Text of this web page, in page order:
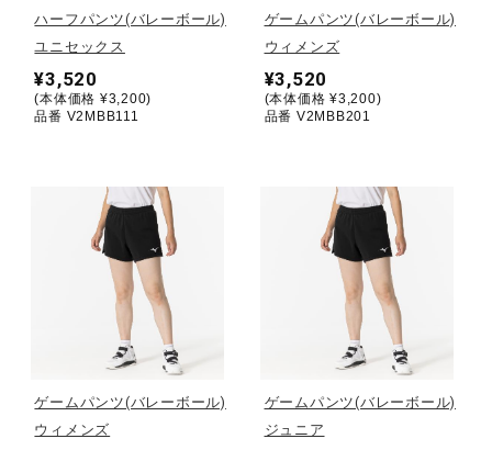
寝具／ミズノスリープ
アウトドア／レイン
サポーター
健康／エクササイズ
ジュニア／キッズ
メディカル
ハーフパンツ(バレーボール)
ユニセックス
¥3,520
(本体価格 ¥3,200)
品番 V2MBB111
ゲームパンツ(バレーボール)
ウィメンズ
¥3,520
(本体価格 ¥3,200)
品番 V2MBB201
ゲームパンツ(バレーボール)
ウィメンズ
ゲームパンツ(バレーボール)
ジュニア